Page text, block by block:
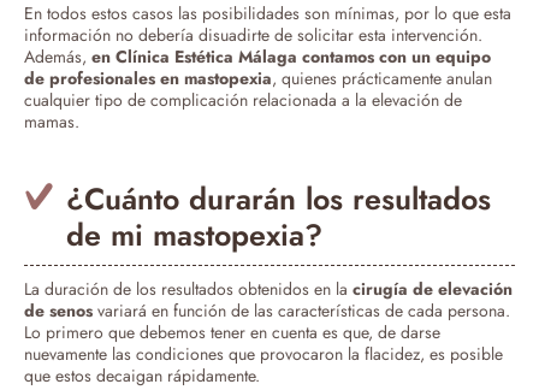
En todos estos casos las posibilidades son mínimas, por lo que esta
información no debería disuadirte de solicitar esta intervención.
Además, en Clínica Estética Málaga contamos con un equipo
de profesionales en mastopexia, quienes prácticamente anulan
cualquier tipo de complicación relacionada a la elevación de
mamas.
¿Cuánto durarán los resultados
de mi mastopexia?
La duración de los resultados obtenidos en la cirugía de elevación
de senos variará en función de las características de cada persona.
Lo primero que debemos tener en cuenta es que, de darse
nuevamente las condiciones que provocaron la flacidez, es posible
que estos decaigan rápidamente.